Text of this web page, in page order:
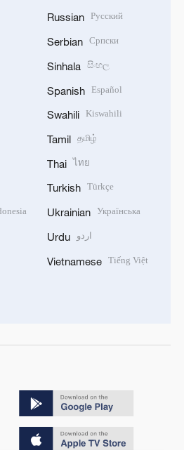
Russian Русский
Serbian Српски
Sinhala සිංහල
Spanish Español
Swahili Kiswahili
Tamil தமிழ்
Thai ไทย
Turkish Türkçe
Ukrainian Українська
Urdu اردو
Vietnamese Tiếng Việt